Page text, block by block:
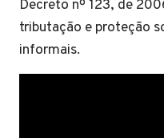
Decreto nº 123, de
tributação e proteção
informais.